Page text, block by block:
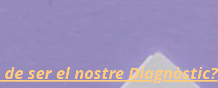
de ser el nostre Diagnòstic?